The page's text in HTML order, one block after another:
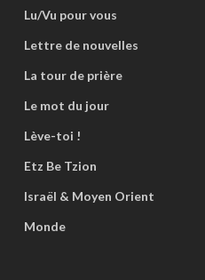
Lu/Vu pour vous
Lettre de nouvelles
La tour de prière
Le mot du jour
Lève-toi !
Etz Be Tzion
Israël & Moyen Orient
Monde